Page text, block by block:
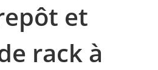
et
rack à